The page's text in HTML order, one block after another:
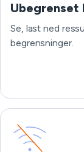
Ubegrenset
Se, last ned
begrensninger.